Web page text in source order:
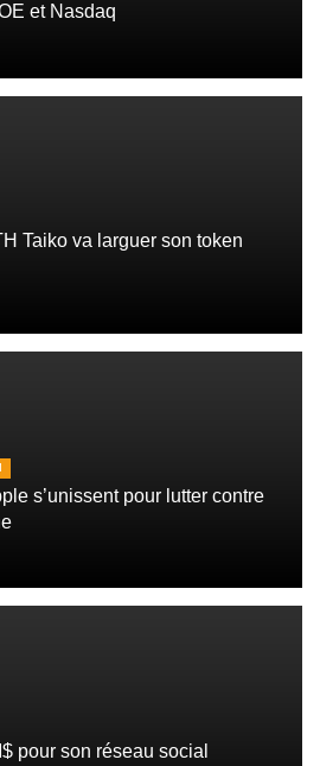
et Nasdaq
Taiko va larguer son token
s’unissent pour lutter contre
pour son réseau social